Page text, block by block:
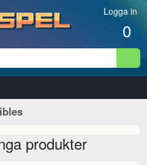
Logga in
0
produkter